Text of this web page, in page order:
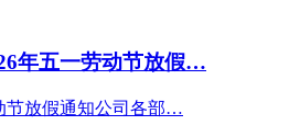
年五一劳动节放假…
节放假通知公司各部…